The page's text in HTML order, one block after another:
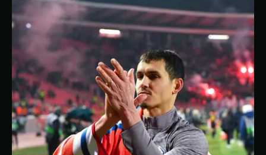
JEUNES
STATISTIQUES
GALERIE
À PROPOS
CONTACT